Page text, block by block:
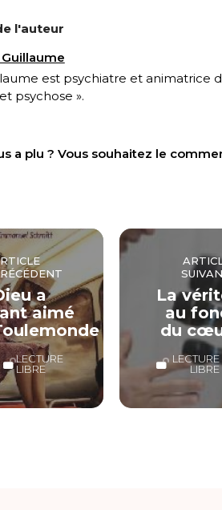
l'auteur
est psychiatre et animatrice
psychose ».
a plu ? Vous souhaitez le
a
aimé
LECTURE
LIBRE
La
au
du
LECTURE
LIBRE